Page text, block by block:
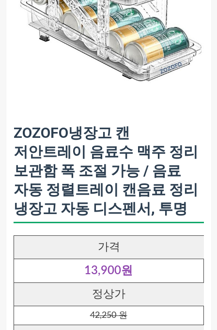
ZOZOFO냉장고 캔
저안트레이 음료수 맥주 정리
보관함 폭 조절 가능 / 음료
자동 정렬트레이 캔음료 정리
냉장고 자동 디스펜서, 투명
가격
13,900원
정상가
42,250 원